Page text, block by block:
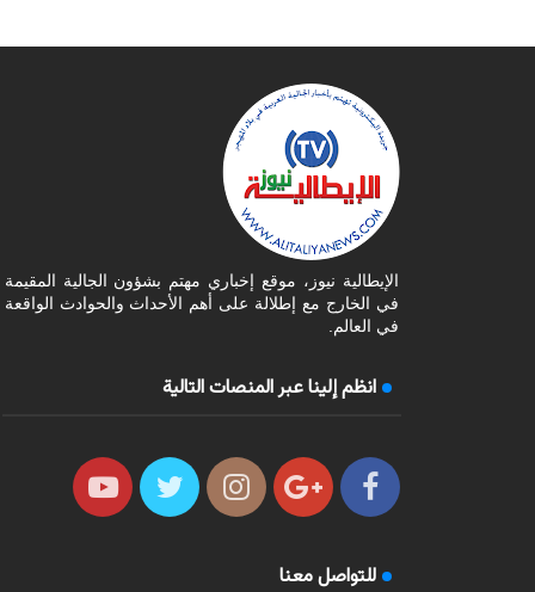
الإيطالية نيوز، موقع إخباري مهتم بشؤون الجالية المقيمة
في الخارج مع إطلالة على أهم الأحداث والحوادث الواقعة
في العالم.
انظم إلينا عبر المنصات التالية
للتواصل معنا